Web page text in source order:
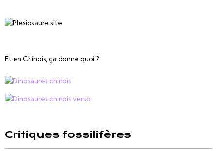
Et en Chinois, ça donne quoi ?
Critiques fossilifères